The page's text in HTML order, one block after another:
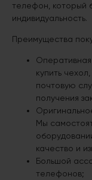
телефон, который
индивидуальность.
Преимущества
Оперативная
купить
почтовую
получения
Мы
качество и
Большой
телефонов;